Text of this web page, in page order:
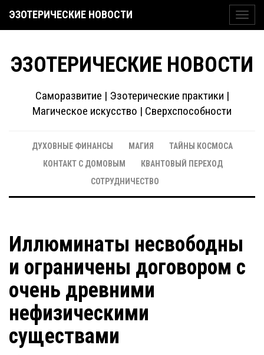
ЭЗОТЕРИЧЕСКИЕ НОВОСТИ
ЭЗОТЕРИЧЕСКИЕ НОВОСТИ
Саморазвитие | Эзотерические практики |
Магическое искусство | Сверхспособности
ДУХОВНЫЕ ФИНАНСЫ МАГИЯ
ТАЙНЫ КОСМОСА
КОНТАКТ С ДОМОВЫМ
КВАНТОВЫЙ ПЕРЕХОД
СОТРУДНИЧЕСТВО
Иллюминаты несвободны
и ограничены договором с
очень древними
нефизическими
существами